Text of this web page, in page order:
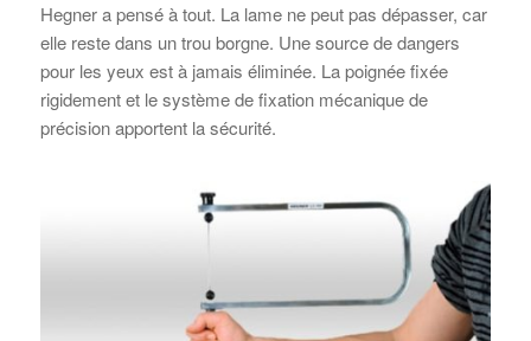
Hegner a pensé à tout. La lame ne peut pas dépasser, car
elle reste dans un trou borgne. Une source de dangers
pour les yeux est à jamais éliminée. La poignée fixée
rigidement et le système de fixation mécanique de
précision apportent la sécurité.